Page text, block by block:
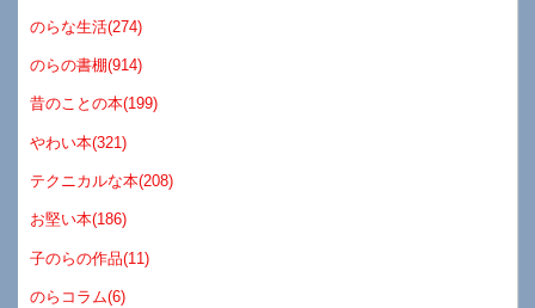
のらな生活(274)
のらの書棚(914)
昔のことの本(199)
やわい本(321)
テクニカルな本(208)
お堅い本(186)
子のらの作品(11)
のらコラム(6)